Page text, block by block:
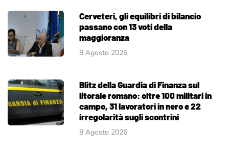
Cerveteri, gli equilibri di bilancio
passano con 13 voti della
maggioranza
8 Agosto 2026
Blitz della Guardia di Finanza sul
litorale romano: oltre 100 militari in
campo, 31 lavoratori in nero e 22
irregolarità sugli scontrini
8 Agosto 2026